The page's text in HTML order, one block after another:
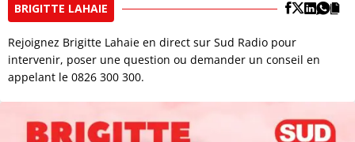
BRIGITTE LAHAIE
Rejoignez Brigitte Lahaie en direct sur Sud Radio pour
intervenir, poser une question ou demander un conseil en
appelant le 0826 300 300.